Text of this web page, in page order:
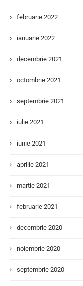
februarie 2022
ianuarie 2022
decembrie 2021
octombrie 2021
septembrie 2021
iulie 2021
iunie 2021
aprilie 2021
martie 2021
februarie 2021
decembrie 2020
noiembrie 2020
septembrie 2020